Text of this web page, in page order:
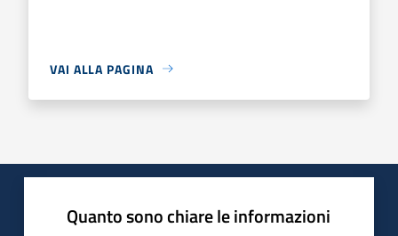
VAI ALLA PAGINA
Quanto sono chiare le informazioni